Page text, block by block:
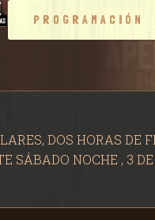
PROGRAMACIÓN
DOS HORAS DE
SÁBADO NOCHE , 3